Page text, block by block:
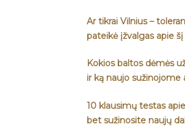
Ar tikrai Vilnius –
pateikė įžvalgas apie
Kokios baltos dėmės
ir ką naujo sužinojome
10 klausimų testas
bet sužinosite naujų